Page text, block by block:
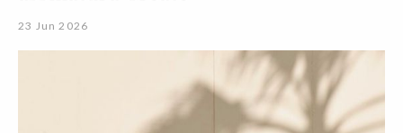
23 Jun 2026